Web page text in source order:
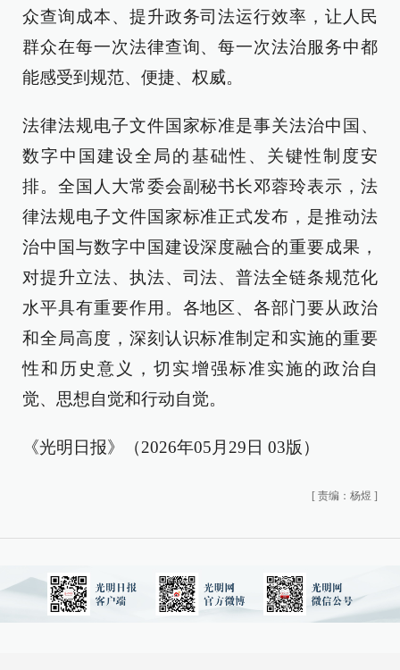
众查询成本、提升政务司法运行效率，让人民
群众在每一次法律查询、每一次法治服务中都
能感受到规范、便捷、权威。
法律法规电子文件国家标准是事关法治中国、
数字中国建设全局的基础性、关键性制度安
排。全国人大常委会副秘书长邓蓉玲表示，法
律法规电子文件国家标准正式发布，是推动法
治中国与数字中国建设深度融合的重要成果，
对提升立法、执法、司法、普法全链条规范化
水平具有重要作用。各地区、各部门要从政治
和全局高度，深刻认识标准制定和实施的重要
性和历史意义，切实增强标准实施的政治自
觉、思想自觉和行动自觉。
《光明日报》（2026年05月29日 03版）
[ 责编：杨煜 ]